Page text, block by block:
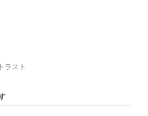
ラスト